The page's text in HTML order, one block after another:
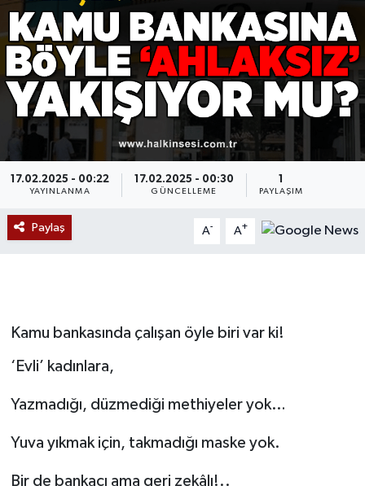
17.02.2025 - 00:22
YAYINLANMA
17.02.2025 - 00:30
GÜNCELLEME
1
PAYLAŞIM
Paylaş A- A+
Kamu bankasında çalışan öyle biri var ki!
‘Evli’ kadınlara,
Yazmadığı, düzmediği methiyeler yok…
Yuva yıkmak için, takmadığı maske yok.
Bir de bankacı ama geri zekâlı!..
Devrek
Bolu
ÇEVRE
BİLİM VE TEKNOLOJİ
DUNYA
Düzce
Genel
Gökçebey
GÜNDEM